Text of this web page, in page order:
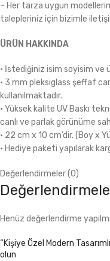
~ Her tarza uygun
talepleriniz için bizimle
ÜRÜN HAKKINDA
• İstediğiniz isim soyisim ve
• 3 mm pleksiglass şeffaf
kullanılmaktadır.
• Yüksek kalite UV Baskı
canlı ve parlak görünüme
• 22 cm x 10 cm’dir. (Boy x
• Hediye paketi yapılarak
Değerlendirmeler (0)
Henüz değerlendirme
“Kişiye Özel Modern
olun